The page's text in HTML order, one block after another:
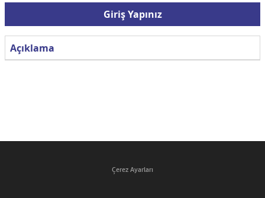
Giriş Yapınız
Açıklama
Çerez Ayarları